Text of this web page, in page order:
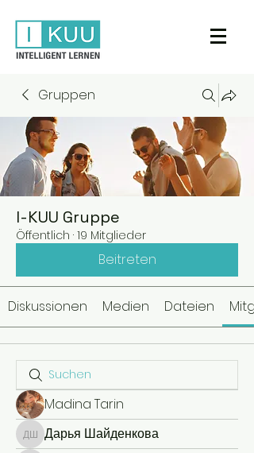
Gruppen
I-KUU Gruppe
Öffentlich · 19 Mitglieder
Beitreten
Diskussionen Medien Dateien
Madina Tarin
Дарья Шайденкова
Дарья Шайденкова